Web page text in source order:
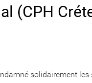
(CPH
solidairement les